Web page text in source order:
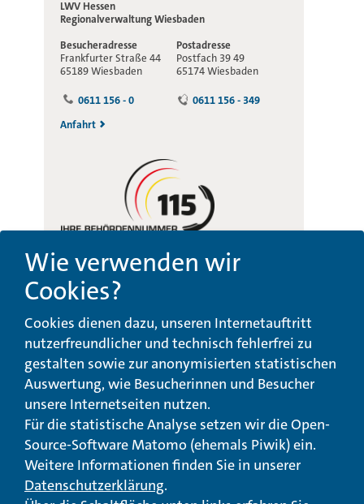
LWV Hessen
RegionalverwaltungWiesbaden
Besucheradresse
Frankfurter Straße 44
65189 Wiesbaden
Postadresse
Postfach 39 49
65174 Wiesbaden
0611 156 - 0
0611 156 - 349
Anfahrt
Anregungs- und
Qualitätsmanagement
Barrierefreiheit
© Landeswohlfahrtsverband Hessen 2026
Impressum Seitenübersicht Seite drucken
nach oben
Wie verwenden wir
Cookies?
Cookies dienen dazu, unseren Internetauftritt
nutzerfreundlicher und technisch fehlerfrei zu
gestalten sowie zur anonymisierten statistischen
Auswertung, wie Besucherinnen und Besucher
unsere Internetseiten nutzen.
Für die statistische Analyse setzen wir die Open-
Source-Software Matomo (ehemals Piwik) ein.
Weitere Informationen finden Sie in unserer
Datenschutzerklärung.